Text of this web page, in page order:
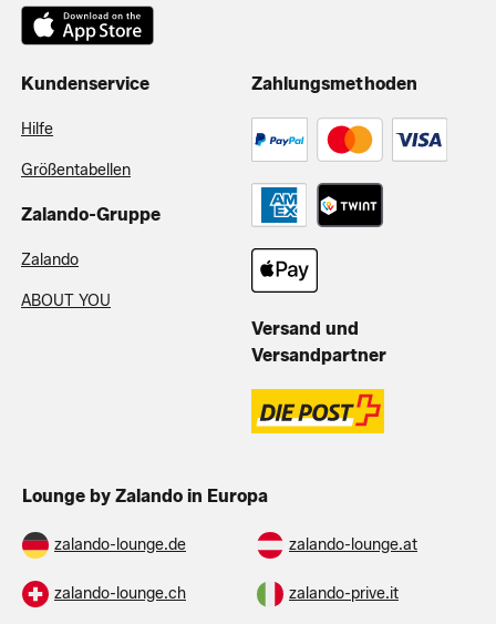
Kundenservice
Hilfe
Größentabellen
Zalando-Gruppe
Zalando
ABOUT YOU
Zahlungsmethoden
Versand und
Versandpartner
Lounge by Zalando in Europa
zalando-lounge.de zalando-lounge.at
zalando-lounge.ch zalando-prive.it